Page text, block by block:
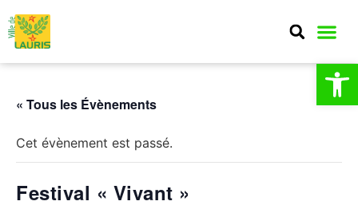
« Tous les Évènements
Cet évènement est passé.
Festival « Vivant »